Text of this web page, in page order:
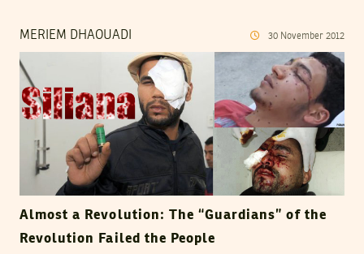
MERIEM DHAOUADI 30 November 2012
Almost a Revolution: The “Guardians” of the
Revolution Failed the People